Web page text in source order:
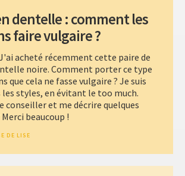
dentelle : comment les
faire vulgaire ?
acheté récemment cette paire de
noire. Comment porter ce type
que cela ne fasse vulgaire ? Je suis
styles, en évitant le too much.
conseiller et me décrire quelques
beaucoup !
DE LISE